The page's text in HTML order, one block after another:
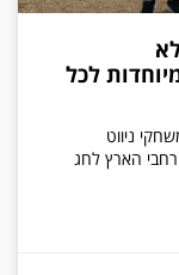
לכל
משחקי ניווט
רחבי הארץ לחג